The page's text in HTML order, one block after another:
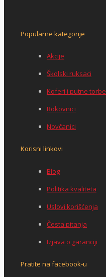
Popularne kategorije
Akcije
Školski ruksaci
Koferi i putne torbe
Rokovnici
Novčanici
Korisni linkovi
Blog
Politika kvaliteta
Uslovi korišćenja
Česta pitanja
Izjava o garanciji
Pratite na facebook-u